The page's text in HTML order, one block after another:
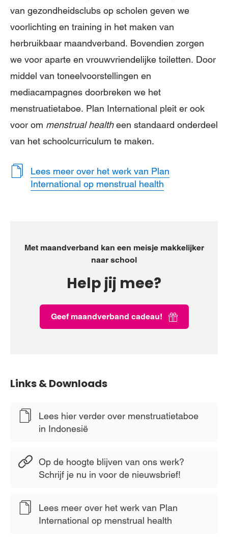
van gezondheidsclubs op scholen geven we
voorlichting en training in het maken van
herbruikbaar maandverband. Bovendien zorgen
we voor aparte en vrouwvriendelijke toiletten. Door
middel van toneelvoorstellingen en
mediacampagnes doorbreken we het
menstruatietaboe. Plan International pleit er ook
voor om menstrual healtheen standaard onderdeel
van het schoolcurriculum te maken.
Lees meer over het werk van Plan
International op menstrual health
Met maandverband kan een meisje makkelijker
naar school
Help jij mee?
Geef maandverband cadeau!
Links & Downloads
Lees hier verder over menstruatietaboe
in Indonesië
Op de hoogte blijven van ons werk?
Schrijf je nu in voor de nieuwsbrief!
Lees meer over het werk van Plan
International op menstrual health